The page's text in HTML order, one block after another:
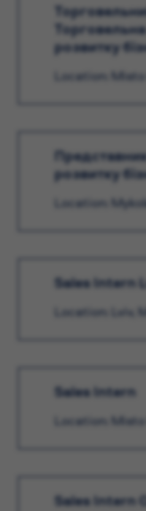
розвитку
Location:
розвитку
Location:
Sales Intern
Location: Lviv,
Sales Intern
Location:
Sales Intern